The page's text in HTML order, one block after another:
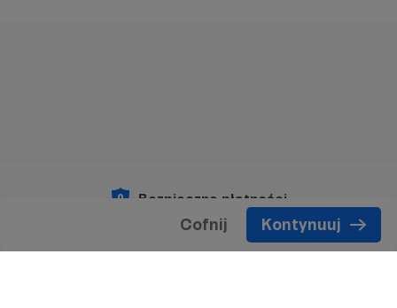
Cofnij Kontynuuj
Bezpieczne płatności